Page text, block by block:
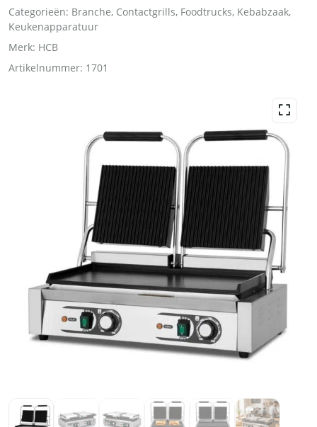
Categorieën: Branche, Contactgrills, Foodtrucks, Kebabzaak,
Keukenapparatuur
Merk: HCB
Artikelnummer: 1701